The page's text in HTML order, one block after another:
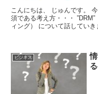
こんにちは、 じゅんです。
須である考え方・・・
ィング） について話してい
ビジネス